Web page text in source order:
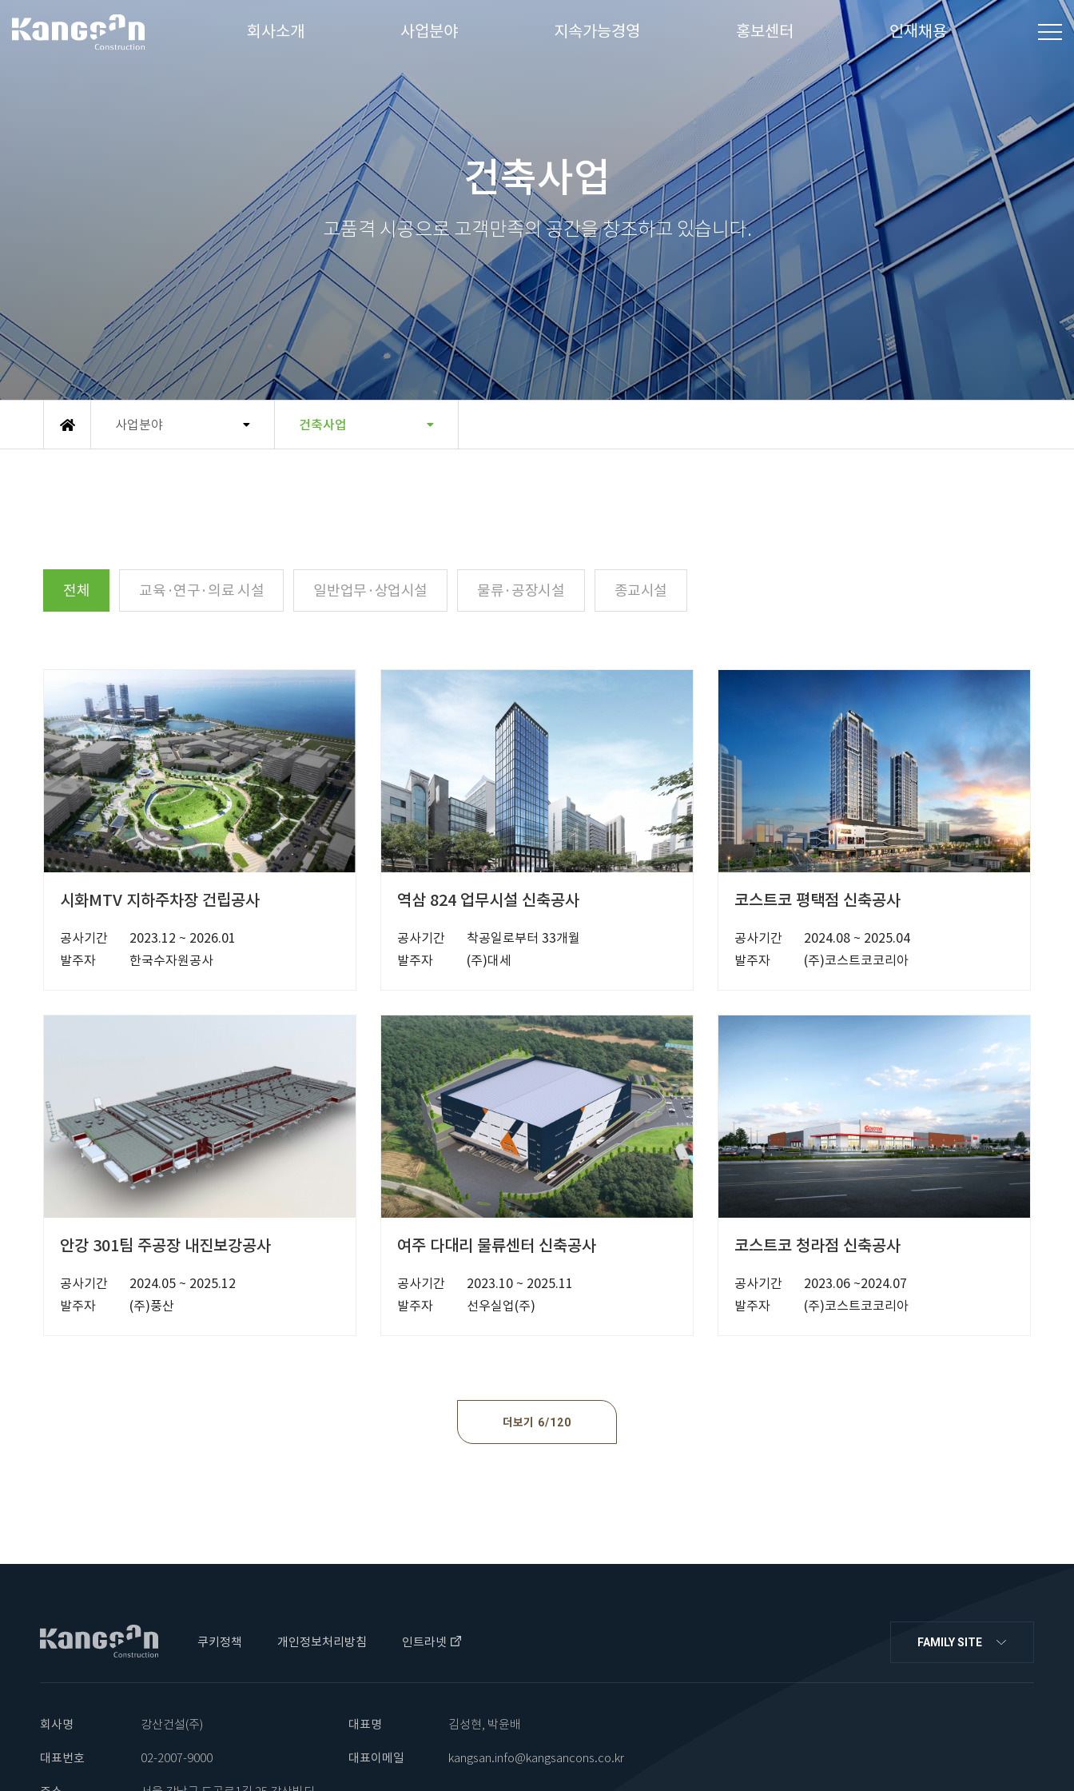
강산건설(주)
회사소개 사업분야 지속가능경영 홍보센터 인재채용
건축사업
고품격 시공으로고객만족의 공간을 창조하고 있습니다.
메인 사업분야 건축사업
전체 교육·연구·의료 시설 일반업무·상업시설 물류·공장시설 종교시설
시화MTV 지하주차장 건립공사
공사기간
2023.12 ~ 2026.01
발주자
한국수자원공사
역삼 824 업무시설 신축공사
공사기간
착공일로부터 33개월
발주자
(주)대세
코스트코 평택점 신축공사
공사기간
2024.08 ~ 2025.04
발주자
(주)코스트코코리아
안강 301팀 주공장 내진보강공사
공사기간
2024.05 ~ 2025.12
발주자
(주)풍산
여주 다대리 물류센터 신축공사
공사기간
2023.10 ~ 2025.11
발주자
선우실업(주)
코스트코 청라점 신축공사
공사기간
2023.06 ~2024.07
발주자
(주)코스트코코리아
더보기 6 120
FAMILY SITE
쿠키정책 개인정보처리방침 인트라넷
회사명 강산건설(주) 대표명 김성현, 박윤배
대표번호 02-2007-9000 대표이메일 kangsan.info@kangsancons.co.kr